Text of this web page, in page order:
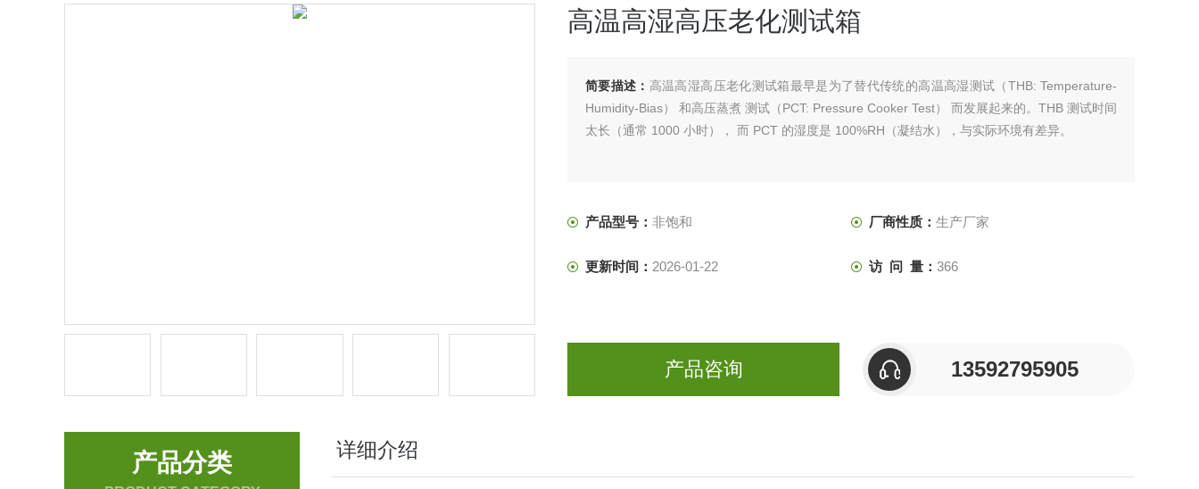
高温高湿高压老化测试箱
简要描述： 高温高湿高压老化测试箱最早是为了替代传统的高温高湿测试（THB: Temperature-
Humidity-Bias） 和高压蒸煮 测试（PCT: Pressure Cooker Test） 而发展起来的。THB 测试时间
太长（通常 1000 小时）， 而 PCT 的湿度是 100%RH（凝结水），与实际环境有差异。
产品型号： 非饱和 厂商性质： 生产厂家
更新时间： 2026-01-22 访 问 量： 366
产品咨询 13592795905
产品分类 详细介绍